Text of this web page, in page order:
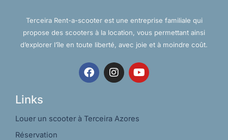
Terceira Rent-a-scooter est une entreprise familiale qui
propose des scooters à la location, vous permettant ainsi
d’explorer l’île en toute liberté, avec joie et à moindre coût.
F
a
o
I
n
g
Y
o
b
Links
Louer un scooter à Terceira Azores
Réservation